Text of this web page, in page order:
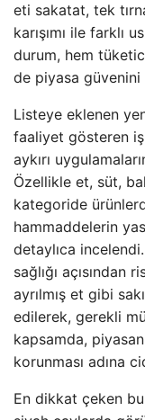
eti sakatat, tek
karışımı ile farklı
durum, hem
de piyasa güvenini
Listeye eklenen
faaliyet gösteren
aykırı
Özellikle et, süt,
kategoride
hammaddelerin
detaylıca
sağlığı
ayrılmış et gibi
edilerek, gerekli
kapsamda,
korunması adına
En dikkat çeken